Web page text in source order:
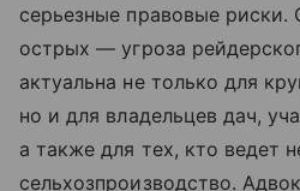
серьезные правовые
острых — угроза
актуальна не только для
но и для владельцев дач,
а также для тех, кто ведет
сельхозпроизводство.